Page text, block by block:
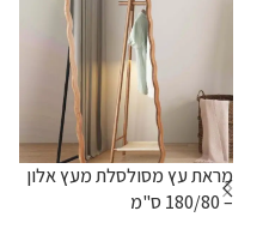
מראת עץ מסולסלת מעץ אלון
– 180/80 ס"מ